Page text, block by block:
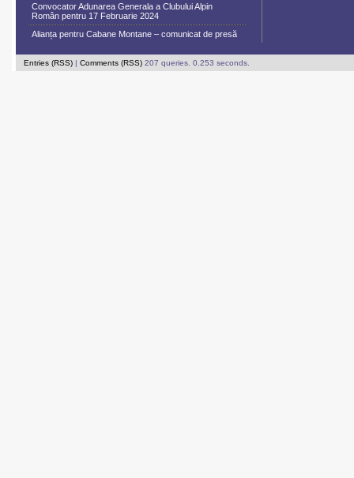
Convocator Adunarea Generala a Clubului Alpin
Român pentru 17 Februarie 2024
Alianța pentru Cabane Montane – comunicat de presă
Entries (RSS) | Comments (RSS) 207 queries. 0.253 seconds.